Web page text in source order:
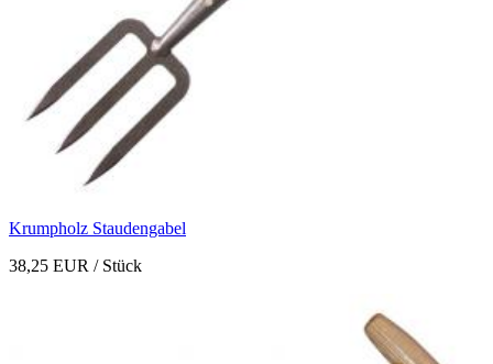
Krumpholz Staudengabel
38,25 EUR / Stück